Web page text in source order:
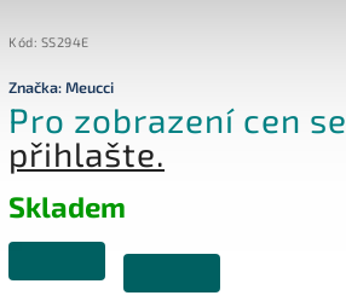
Kód: SS294E
Značka:Meucci
Pro zobrazení cen se
přihlašte.
Skladem